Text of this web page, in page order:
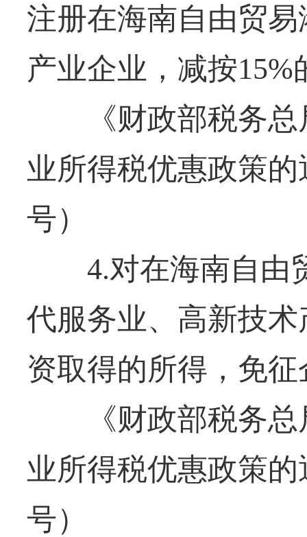
注册在海南自由贸
产业企业，减按
《财政部税务总
业所得税优惠政策
号）
4.对在海南自由
代服务业、高新技
资取得的所得，免
《财政部税务总
业所得税优惠政策
号）